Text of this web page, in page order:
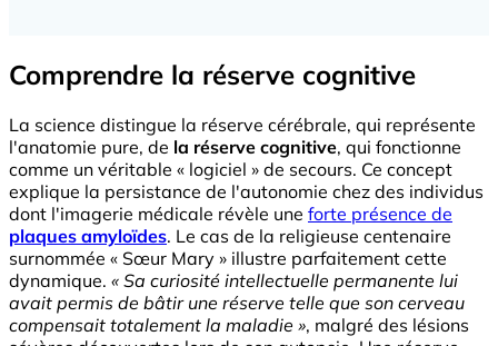
Comprendre la réserve cognitive
La science distingue la réserve cérébrale, qui représente
l'anatomie pure, de la réserve cognitive, qui fonctionne
comme un véritable « logiciel » de secours. Ce concept
explique la persistance de l'autonomie chez des individus
dont l'imagerie médicale révèle une forte présence de
plaques amyloïdes. Le cas de la religieuse centenaire
surnommée « Sœur Mary » illustre parfaitement cette
dynamique. « Sa curiosité intellectuelle permanente lui
avait permis de bâtir une réserve telle que son cerveau
compensait totalement la maladie », malgré des lésions